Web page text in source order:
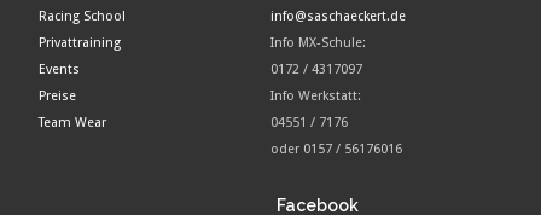
Racing School
Privattraining
Events
Preise
Team Wear
info@saschaeckert.de
Info MX-Schule:
0172 / 4317097
Info Werkstatt:
04551 / 7176
oder 0157 / 56176016
Facebook